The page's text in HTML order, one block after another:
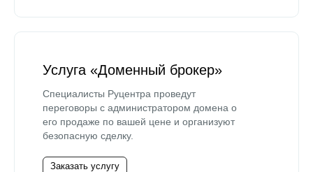
Услуга «Доменный брокер»
Специалисты Руцентра проведут
переговоры с администратором домена о
его продаже по вашей цене и организуют
безопасную сделку.
Заказать услугу